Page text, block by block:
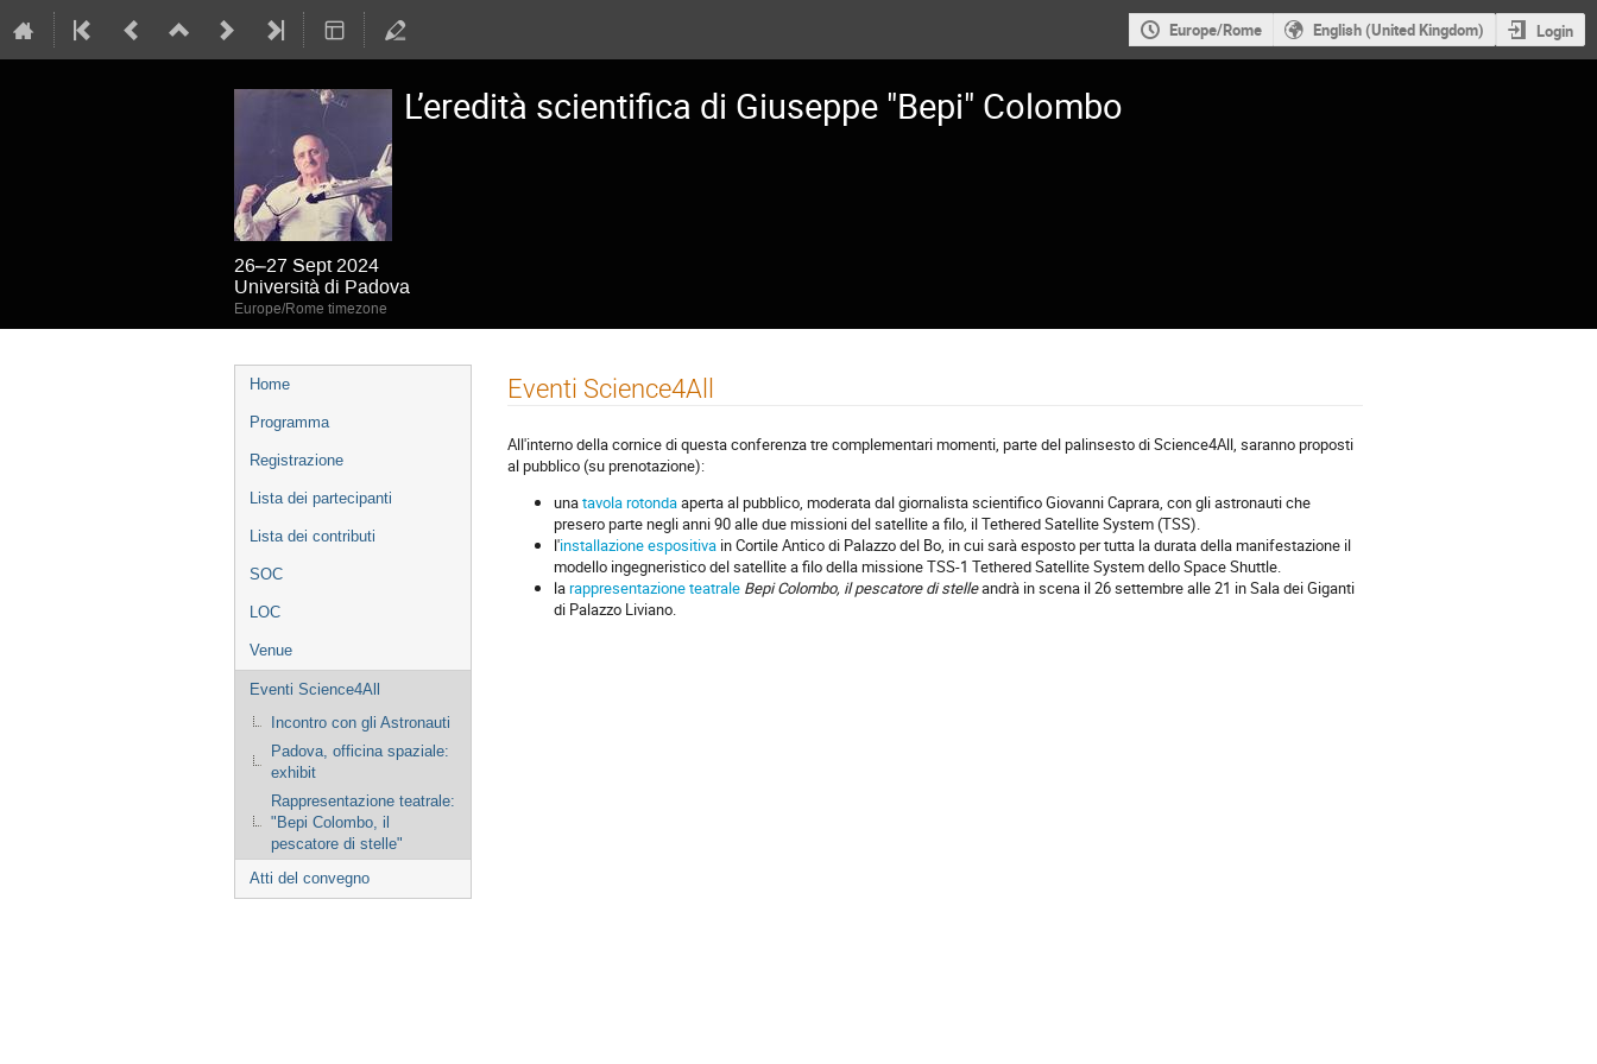
Europe/Rome English (United Kingdom) Login
L’eredità scientifica di Giuseppe "Bepi" Colombo
26–27 Sept 2024
Università di Padova
Europe/Rome timezone
Event
menu
Home
Programma
Registrazione
Lista dei partecipanti
Lista dei contributi
SOC
LOC
Venue
Eventi Science4All
Incontro con gli Astronauti
Padova, officina spaziale:
exhibit
Rappresentazione teatrale:
"Bepi Colombo, il
pescatore di stelle"
Atti del convegno
Eventi Science4All
All'interno della cornice di questa conferenza tre complementari momenti, parte del palinsesto di Science4All, saranno proposti
al pubblico (su prenotazione):
unatavola rotondaaperta al pubblico, moderata dal giornalista scientifico Giovanni Caprara, con gli astronauti che
presero parte negli anni 90 alle due missioni del satellite a filo, il Tethered Satellite System (TSS).
l'installazione espositiva in Cortile Antico di Palazzo del Bo, in cui sarà esposto per tutta la durata della manifestazione il
modello ingegneristico del satellite a filo della missione TSS-1 Tethered Satellite System dello Space Shuttle.
larappresentazione teatrale Bepi Colombo, il pescatore di stelleandrà in scena il 26 settembre alle 21 in Sala dei Giganti
di Palazzo Liviano.